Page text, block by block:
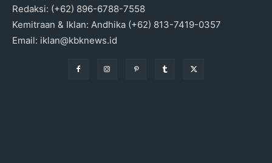
Redaksi: (+62) 896-6788-7558
Kemitraan & Iklan: Andhika (+62) 813-7419-0357
Email: iklan@kbknews.id